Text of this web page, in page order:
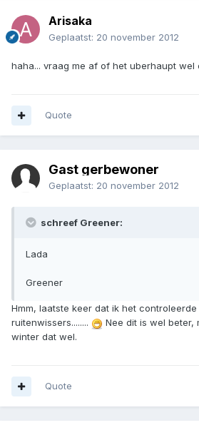
Arisaka
Geplaatst: 20 november 2012
haha... vraag me af of het uberhaupt wel
Quote
Gast gerbewoner
Geplaatst: 20 november 2012
schreef Greener:
Lada
Greener
Hmm, laatste keer dat ik het
ruitenwissers........
Nee dit is wel beter,
winter dat wel.
Quote